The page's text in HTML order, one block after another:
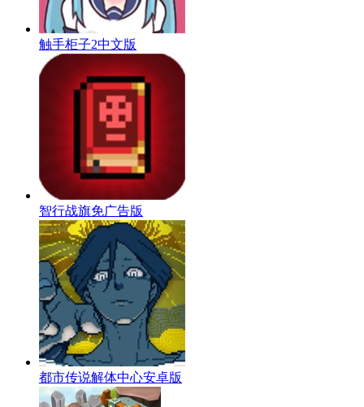
触手柜子2中文版
智行战旗免广告版
都市传说解体中心安卓版